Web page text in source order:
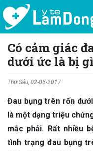
Có cảm giác
dưới ức là bị
Thứ Sáu, 02-06-2017
Đau bụng trên rốn
là một dạng triệu
mắc phải. Rất nhiều
tình trạng đau bụng